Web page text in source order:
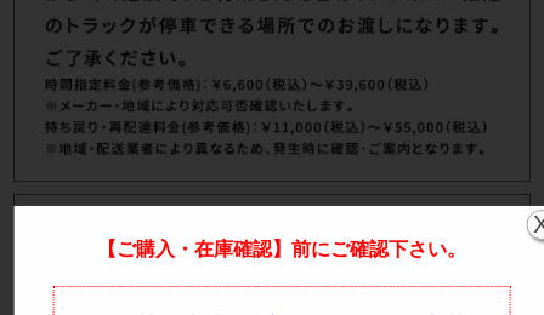
【ご購入・在庫確認】前にご確認下さい。